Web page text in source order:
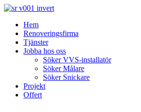
Skip
contentHem
Renoveringsfirma
Tjänster
Jobba hos oss
Söker VVS-installatör
Söker Målare
Söker Snickare
Projekt
Offert